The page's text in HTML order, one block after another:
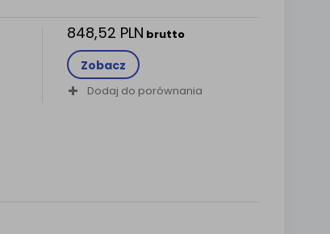
848,52 PLN brutto
Zobacz
Dodaj do porównania